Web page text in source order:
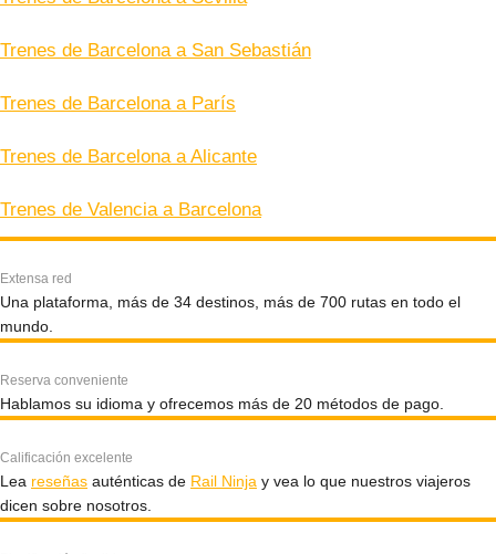
Trenes de Barcelona a San Sebastián
Trenes de Barcelona a París
Trenes de Barcelona a Alicante
Trenes de Valencia a Barcelona
Extensa red
Una plataforma, más de 34 destinos, más de 700 rutas en todo el
mundo.
Reserva conveniente
Hablamos su idioma y ofrecemos más de 20 métodos de pago.
Calificación excelente
Lea reseñas auténticas de Rail Ninja y vea lo que nuestros viajeros
dicen sobre nosotros.